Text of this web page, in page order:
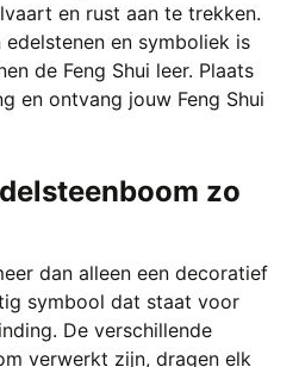
en rust aan te trekken.
en symboliek is
de Feng Shui leer. Plaats
en ontvang jouw Feng Shui
zo
dan alleen een decoratief
symbool dat staat voor
De verschillende
verwerkt zijn, dragen elk